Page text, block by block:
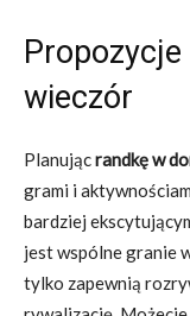
wieczór
Planującrandkę w
grami i
bardziej
jest wspólne granie
tylko zapewnią